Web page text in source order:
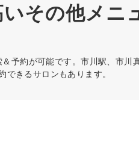
その他メニ
予約が可能です。市川駅、市川
きるサロンもあります。